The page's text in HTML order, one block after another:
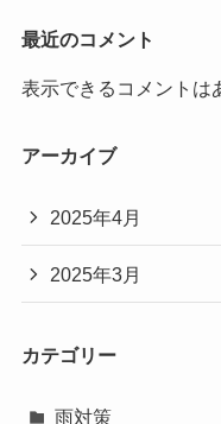
最近のコメント
表示できるコメントは
アーカイブ
2025年4月
2025年3月
カテゴリー
雨対策